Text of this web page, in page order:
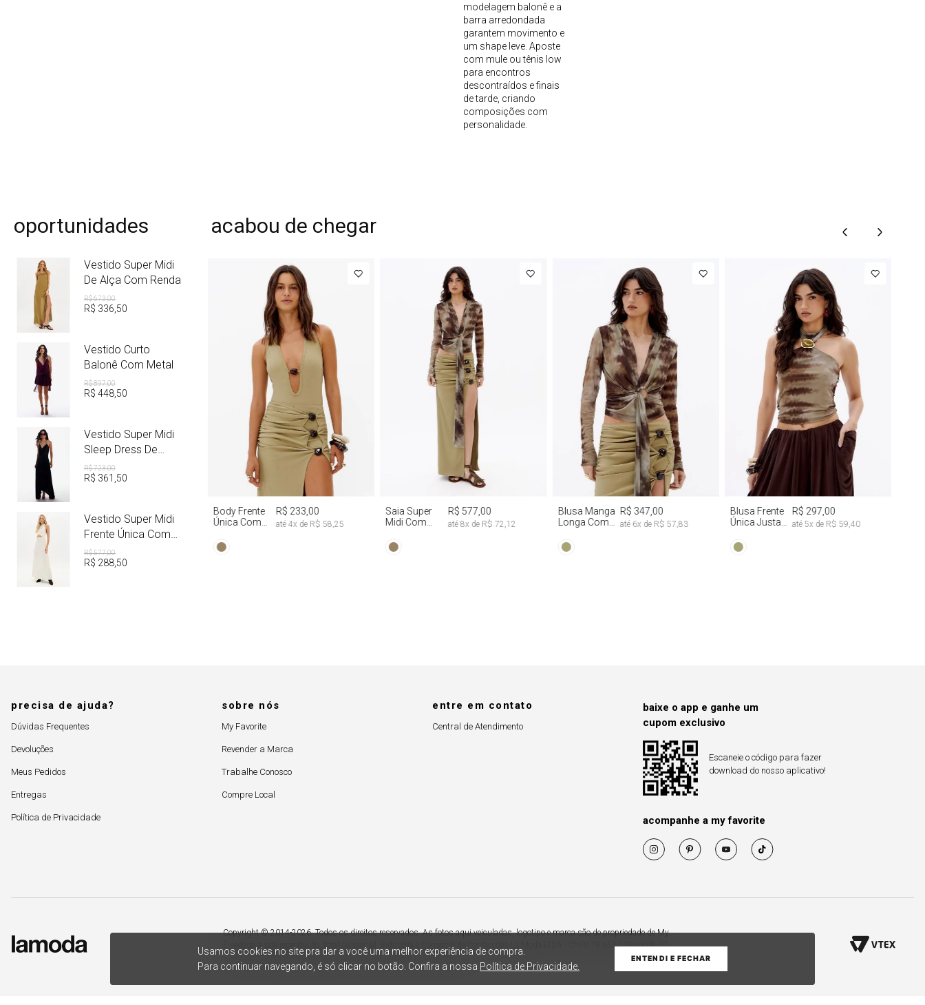
Usamos cookies no site pra dar a você uma melhor experiência de compra.
Para continuar navegando, é só clicar no botão. Confira a nossa Política de Privacidade.
ENTENDI E FECHAR
modelagem balonê e a
barra arredondada
garantem movimento e
um shape leve. Aposte
com mule ou tênis low
para encontros
descontraídos e finais
de tarde, criando
composições com
personalidade.
oportunidades
Vestido Super Midi
De Alça Com Renda
R$673,00
R$ 336 50
Vestido Curto
Balonê Com Metal
R$897,00
R$ 448, 50
Vestido Super Midi
Sleep Dress De
Cetim Com Metal
R$723,00
R$ 361 50
Vestido Super Midi
Frente Única Com
Linho
R$577,00
R$ 288, 50
acabou de chegar
Body Frente
Única Com
R$ 233,00
até 4x de R$ 58,25
M
Saia Super
Midi Com
Lateral
R$ 577,00
até 8x de R$ 72,12
G GG
Blusa Manga
Longa Com
Dye
R$ 347,00
até 6x de R$ 57,83
PP G
Blusa Frente
Única Justa
R$ 297,00
até5x deR$ 59,40
precisa de ajuda?
Dúvidas Frequentes
Devoluções
Meus Pedidos
Entregas
Política de Privacidade
sobre nós
My Favorite
Revender a Marca
Trabalhe Conosco
Compre Local
entre em contato
Central de Atendimento
baixe o app e ganhe um
cupom exclusivo
Escaneie o código para fazer
download do nosso aplicativo!
acompanhe a my favorite
Copyright © 2014-2026. Todos os direitos reservados. As fotos aqui veiculadas, logotipo e marca são de propriedade de My.
É vedada a sua reprodução, total ou parcial. Indústria e Comércio de Confecções La Moda LTDA - CNPJ 79.653.119/0009-70
– Acesso estadual Rio Maina, nº 1925 - Vila Macarini - Criciúma/SC.